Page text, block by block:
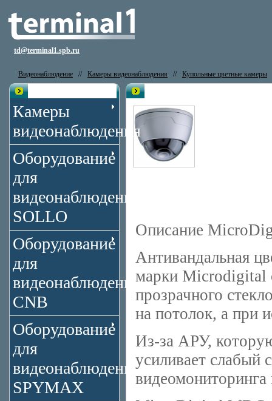
td@terminal1.spb.ru
Видеонаблюдение // Камеры видеонаблюдения // Купольные цветные камеры
Камеры
видеонаблюдения
Оборудование
для
видеонаблюдения
SOLLO
Оборудование
для
видеонаблюдения
CNB
Оборудование
для
видеонаблюдения
SPYMAX
Описание
Антивандальная
марки Microdigital
прозрачного
на потолок, а при
Из-за АРУ,
усиливает слабый